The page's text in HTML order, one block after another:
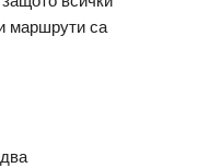
маршрути са